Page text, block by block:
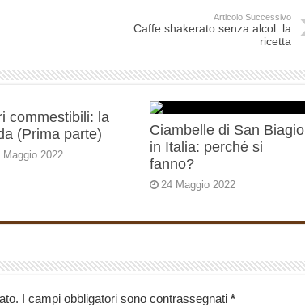
Articolo Successivo
Caffe shakerato senza alcol: la
ricetta
commestibili: la
(Prima parte)
Maggio 2022
Ciambelle di San Biagio
in Italia: perché si
fanno?
24 Maggio 2022
I campi obbligatori sono contrassegnati *